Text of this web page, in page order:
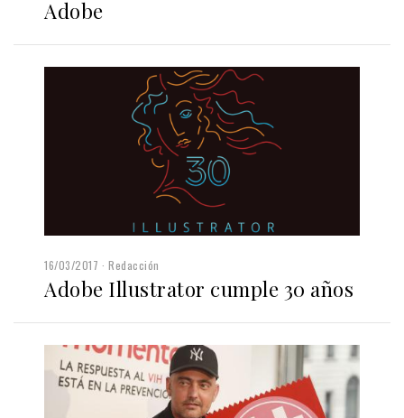
Adobe
16/03/2017 Redacción
Adobe Illustrator cumple 30 años